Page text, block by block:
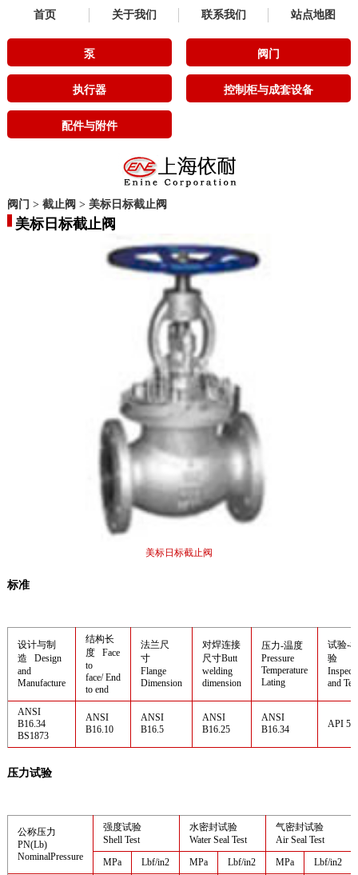
首页 关于我们 联系我们 站点地图
泵 阀门
执行器 控制柜与成套设备
配件与附件
阀门 > 截止阀 > 美标日标截止阀
美标日标截止阀
美标日标截止阀
标准
设计与制
造 Design
and
Manufacture
结构长
度 Face
to
face/ End
to end
法兰尺
寸
Flange
Dimension
对焊连接
尺寸Butt
welding
dimension
压力-温度
Pressure
Temperature
Lating
试验-
验
and Test
ANSI
B16.34
BS1873
ANSI
B16.10
ANSI
B16.5
ANSI
B16.25
ANSI
B16.34
API
压力试验
公称压力
PN(Lb)
NominalPressure
强度试验
Shell Test
水密封试验
Water Seal Test
气密封试验
Air Seal Test
MPa
Lbf/in2 MPa Lbf/in2 MPa
Lbf/in2